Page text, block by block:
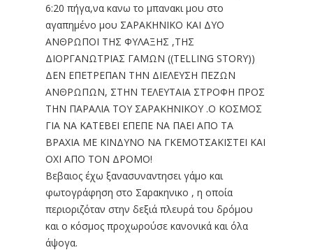
6:20 πήγα,να κανω το μπανακι μου στο
αγαπημένο μου ΣΑΡΑΚΗΝΙΚΟ ΚΑΙ ΔΥΟ
ΑΝΘΡΩΠΟΙ ΤΗΣ ΦΥΛΑΞΗΣ ,ΤΗΣ
ΔΙΟΡΓΑΝΩΤΡΙΑΣ ΓΑΜΩΝ ((TELLING STORY))
ΔΕΝ ΕΠΕΤΡΕΠΑΝ ΤΗΝ ΔΙΕΛΕΥΣΗ ΠΕΖΩΝ
ΑΝΘΡΩΠΩΝ, ΣΤΗΝ ΤΕΛΕΥΤΑΙΑ ΣΤΡΟΦΗ ΠΡΟΣ
ΤΗΝ ΠΑΡΑΛΙΑ ΤΟΥ ΣΑΡΑΚΗΝΙΚΟΥ .Ο ΚΟΣΜΟΣ
ΓΙΑ ΝΑ ΚΑΤΕΒΕΙ ΕΠΕΠΕ ΝΑ ΠΑΕΙ ΑΠΟ ΤΑ
ΒΡΑΧΙΑ ΜΕ ΚΙΝΔΥΝΟ ΝΑ ΓΚΕΜΟΤΣΑΚΙΣΤΕΙ ΚΑΙ
ΟΧΙ ΑΠΟ ΤΟΝ ΔΡΟΜΟ!
Βεβαιος έχω ξανασυναντησει γάμο και
φωτογράφηση στο Σαρακηνικο , η οποία
περιοριζόταν στην δεξιά πλευρά του δρόμου
και ο κόσμος προχωρούσε κανονικά και όλα
άψογα.